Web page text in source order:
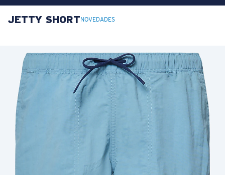
OBJETIVO ACTUALIZADO
Precio: Sin cargo
Cantidad:
Precio:
Sin cargo
Cantidad:
JETTY SHORT NOVEDADES